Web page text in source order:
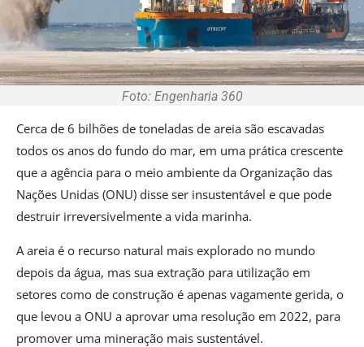
Foto: Engenharia 360
Cerca de 6 bilhões de toneladas de areia são escavadas
todos os anos do fundo do mar, em uma prática crescente
que a agência para o meio ambiente da Organização das
Nações Unidas (ONU) disse ser insustentável e que pode
destruir irreversivelmente a vida marinha.
A areia é o recurso natural mais explorado no mundo
depois da água, mas sua extração para utilização em
setores como de construção é apenas vagamente gerida, o
que levou a ONU a aprovar uma resolução em 2022, para
promover uma mineração mais sustentável.